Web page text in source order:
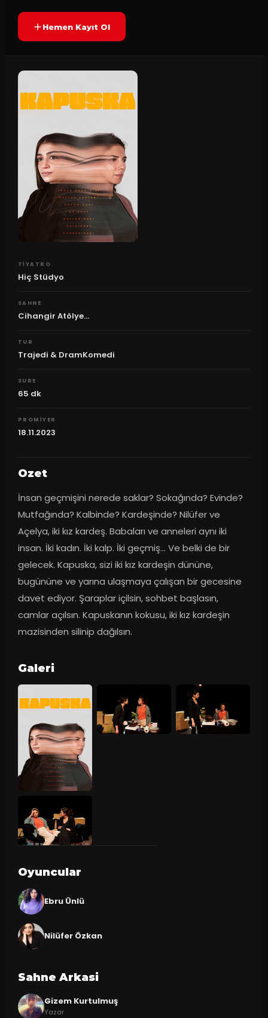
Hemen Kayıt Ol
TIYATRO
Hiç Stüdyo
SAHNE
Cihangir Atölye...
TUR
Trajedi & DramKomedi
SURE
65 dk
PROMIYER
18.11.2023
Ozet
İnsan geçmişini nerede saklar? Sokağında? Evinde?
Mutfağında? Kalbinde? Kardeşinde? Nilüfer ve
Açelya, iki kız kardeş. Babaları ve anneleri aynı iki
insan. İki kadın. İki kalp. İki geçmiş… Ve belki de bir
gelecek. Kapuska, sizi iki kız kardeşin dününe,
bugününe ve yarına ulaşmaya çalışan bir gecesine
davet ediyor. Şaraplar içilsin, sohbet başlasın,
camlar açılsın. Kapuskanın kokusu, iki kız kardeşin
mazisinden silinip dağılsın.
Galeri
Oyuncular
Ebru Ünlü
Nilüfer Özkan
Sahne Arkasi
Gizem Kurtulmuş
Yazar